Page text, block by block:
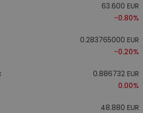
63.600 EUR
-0.80%
0.283765000 EUR
-0.20%
0.886732 EUR
0.00%
48.880 EUR